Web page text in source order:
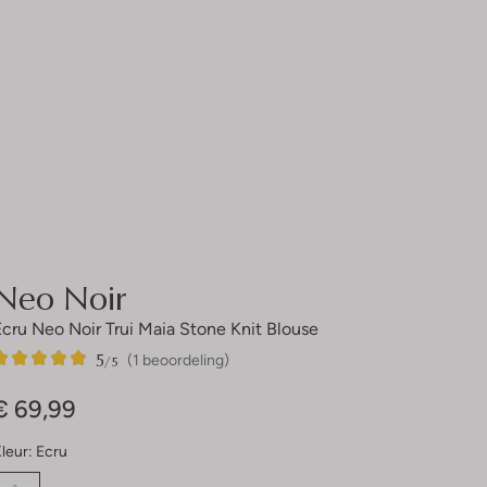
Noir
Neo Noir Trui Maia Stone Knit Blouse
(1 beoordeling)
5/5
69,99
Ecru